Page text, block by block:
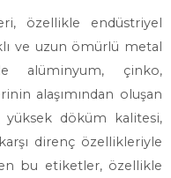
özellikle endüstriyel
ve uzun ömürlü metal
alüminyum, çinko,
alaşımından oluşan
döküm kalitesi,
direnç özellikleriyle
bu etiketler, özellikle